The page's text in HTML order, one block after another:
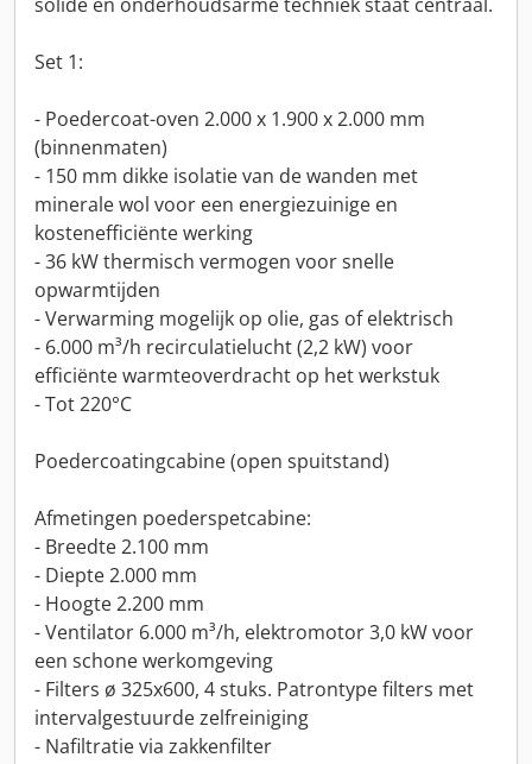
Set 1:
- Poedercoat-oven 2.000 x 1.900 x 2.000 mm
(binnenmaten)
- 150 mm dikke isolatie van de wanden met
minerale wol voor een energiezuinige en
kostenefficiënte werking
- 36 kW thermisch vermogen voor snelle
opwarmtijden
- Verwarming mogelijk op olie, gas of elektrisch
- 6.000 m³/h recirculatielucht (2,2 kW) voor
efficiënte warmteoverdracht op het werkstuk
- Tot 220°C
Poedercoatingcabine (open spuitstand)
Afmetingen poederspetcabine:
- Breedte 2.100 mm
- Diepte 2.000 mm
- Hoogte 2.200 mm
- Ventilator 6.000 m³/h, elektromotor 3,0 kW voor
een schone werkomgeving
- Filters ø 325x600, 4 stuks. Patrontype filters met
intervalgestuurde zelfreiniging
- Nafiltratie via zakkenfilter